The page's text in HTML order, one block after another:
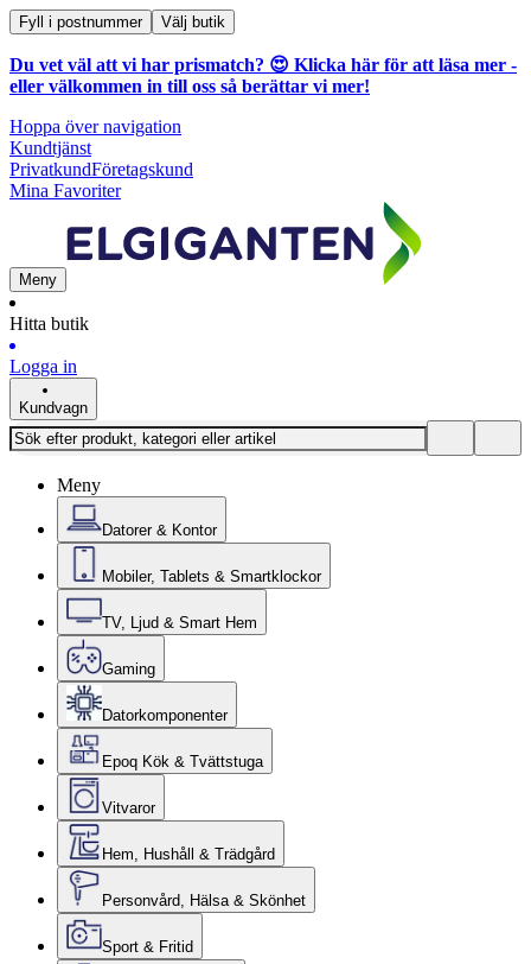
Fyll i postnummer Välj butik
Du vet väl att vi har prismatch? 😍 Klicka här för att läsa mer -
eller välkommen in till oss så berättar vi mer!
Hoppa över navigation
Kundtjänst
PrivatkundFöretagskund
Mina Favoriter
Meny
Hitta butik
Logga in
Kundvagn
Meny
Datorer & Kontor
Mobiler, Tablets & Smartklockor
TV, Ljud & Smart Hem
Gaming
Datorkomponenter
Epoq Kök & Tvättstuga
Vitvaror
Hem, Hushåll & Trädgård
Personvård, Hälsa & Skönhet
Sport & Fritid